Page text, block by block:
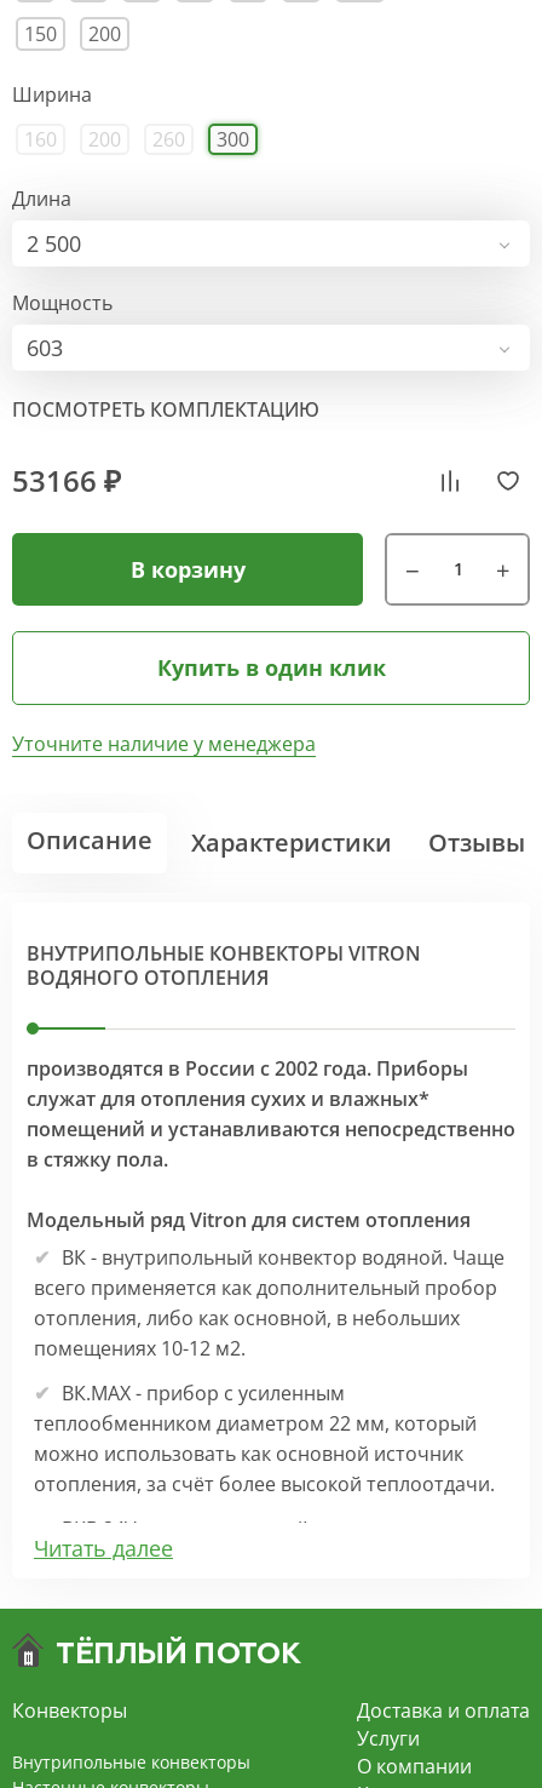
150
200
Ширина
160
200 260 300
Длина
2 500
Мощность
603
ПОСМОТРЕТЬ КОМПЛЕКТАЦИЮ
53166 ₽
В корзину
Купить в один клик
Уточните наличие у менеджера
Описание Характеристики Отзывы
ВНУТРИПОЛЬНЫЕ КОНВЕКТОРЫ VITRON
ВОДЯНОГО ОТОПЛЕНИЯ
производятся в России с 2002 года. Приборы
служат для отопления сухих и влажных*
помещений и устанавливаются непосредственно
в стяжку пола.
Модельный ряд Vitron для систем отопления
ВК - внутрипольный конвектор водяной. Чаще
всего применяется как дополнительный пробор
отопления, либо как основной, в небольших
помещениях 10-12 м2.
ВК.МАХ - прибор с усиленным
теплообменником диаметром 22 мм, который
можно использовать как основной источник
отопления, за счёт более высокой теплоотдачи.
ВКВ 24V – внутрипольный конвектор
отопления с вентилятором на 24В подходит для
экономит электроэнергию и бесшумно работает.
конвекцией на 220В. За счет тангенциального
вентилятора создает принудительную
Читать далее
Конвекторы
Внутрипольные конвекторы
Доставка и оплата
Услуги
О компании